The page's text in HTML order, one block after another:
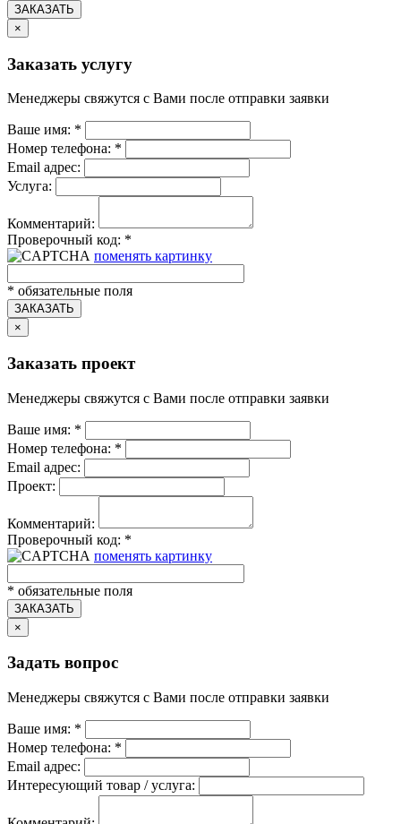
ЗАКАЗАТЬ
×
Заказать услугу
Менеджеры свяжутся с Вами после отправки заявки
Ваше имя: *
Номер телефона: *
Email адрес:
Услуга:
Комментарий:
Проверочный код: *
поменять картинку
* обязательные поля
ЗАКАЗАТЬ
×
Заказать проект
Менеджеры свяжутся с Вами после отправки заявки
Ваше имя: *
Номер телефона: *
Email адрес:
Проект:
Комментарий:
Проверочный код: *
поменять картинку
* обязательные поля
ЗАКАЗАТЬ
×
Задать вопрос
Менеджеры свяжутся с Вами после отправки заявки
Ваше имя: *
Номер телефона: *
Email адрес:
Интересующий товар / услуга: